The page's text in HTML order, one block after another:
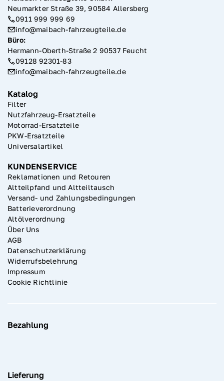
Neumarkter Straße 39, 90584 Allersberg
0911 999 999 69
info@maibach-fahrzeugteile.de
Büro:
Hermann-Oberth-Straße 2 90537 Feucht
09128 92301-83
info@maibach-fahrzeugteile.de
Katalog
Filter
Nutzfahrzeug-Ersatzteile
Motorrad-Ersatzteile
PKW-Ersatzteile
Universalartikel
KUNDENSERVICE
Reklamationen und Retouren
Altteilpfand und Altteiltausch
Versand- und Zahlungsbedingungen
Batterieverordnung
Altölverordnung
Über Uns
AGB
Datenschutzerklärung
Widerrufsbelehrung
Impressum
Cookie Richtlinie
Bezahlung
Lieferung